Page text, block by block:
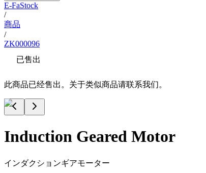
E-FaStock
/
商品
/
ZK000096
已售出
此商品已经售出。关于类似商品请联系我们。
Induction Geared Motor
インダクションギアモーター